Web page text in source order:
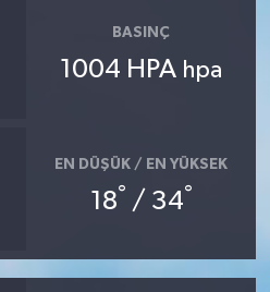
BASINÇ
1004 HPA hpa
EN DÜŞÜK / EN YÜKSEK
18° / 34°